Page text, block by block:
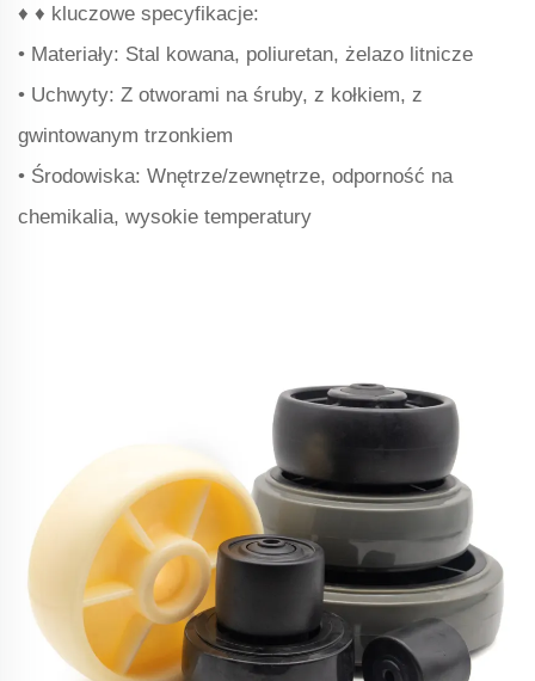
♦ ♦ kluczowe specyfikacje:
• Materiały: Stal kowana, poliuretan, żelazo litnicze
• Uchwyty: Z otworami na śruby, z kołkiem, z
gwintowanym trzonkiem
• Środowiska: Wnętrze/zewnętrze, odporność na
chemikalia, wysokie temperatury